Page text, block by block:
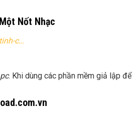
Nốt Nhạc
c…
. Khi dùng các phần mềm giả lập để